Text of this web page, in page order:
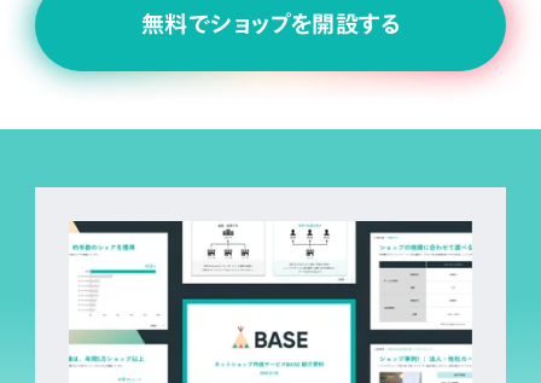
無料でショップを開設する